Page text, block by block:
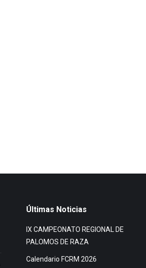
Últimas Noticias
IX CAMPEONATO REGIONAL DE
PALOMOS DE RAZA
Calendario FCRM 2026